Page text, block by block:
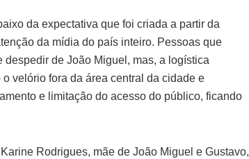
da expectativa que foi criada a partir da
da mídia do país inteiro. Pessoas que
de João Miguel, mas, a logística
velório fora da área central da cidade e
e limitação do acesso do público, ficando
Rodrigues, mãe de João Miguel e Gustavo,